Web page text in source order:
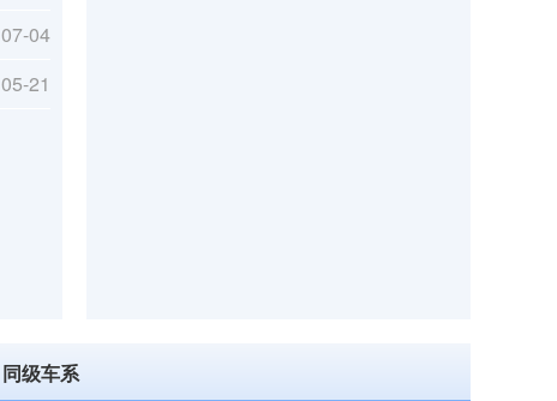
07-04
05-21
同级车系